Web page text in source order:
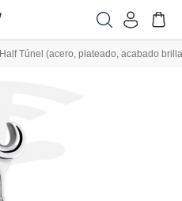
Half Túnel (acero, plateado, acabado